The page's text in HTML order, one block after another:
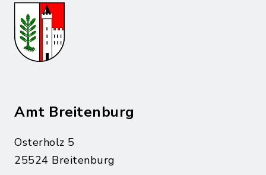
Amt Breitenburg
Osterholz 5
25524 Breitenburg